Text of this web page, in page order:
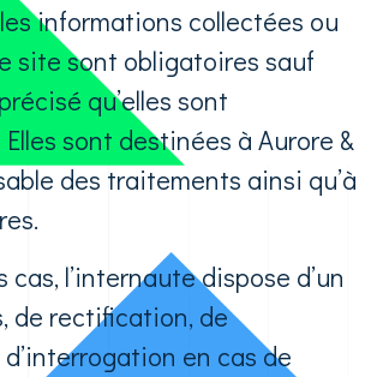
informations collectées ou
site sont obligatoires sauf
qu’elles sont
sont destinées à Aurore &
des traitements ainsi qu’à
cas, l’internaute dispose d’un
de rectification, de
en cas de